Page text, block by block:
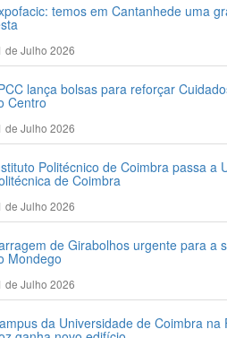
temos em Cantanhede uma
de Julho 2026
lança bolsas para reforçar
Centro
de Julho 2026
Politécnico de Coimbra passa a
de Coimbra
de Julho 2026
de Girabolhos urgente para a
Mondego
de Julho 2026
da Universidade de Coimbra na